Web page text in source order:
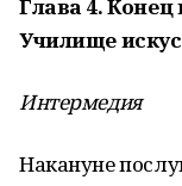
Глава 4.
Училище
Интермедия
Накануне